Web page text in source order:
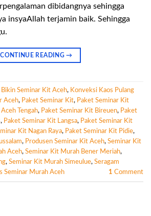
dibidangnya sehingga
insyaAllah terjamin baik. Sehingga
CONTINUE READING→
Bikin Seminar Kit Aceh, Konveksi Kaos Pulang
Aceh, Paket Seminar Kit, Paket Seminar Kit
Tengah, Paket Seminar Kit Bireuen, Paket
, Paket Seminar Kit Langsa, Paket Seminar Kit
Kit Nagan Raya, Paket Seminar Kit Pidie,
, Produsen Seminar Kit Aceh, Seminar Kit
Aceh, Seminar Kit Murah Bener Meriah,
, Seminar Kit Murah Simeulue, Seragam
Seminar Murah Aceh 1 Comment